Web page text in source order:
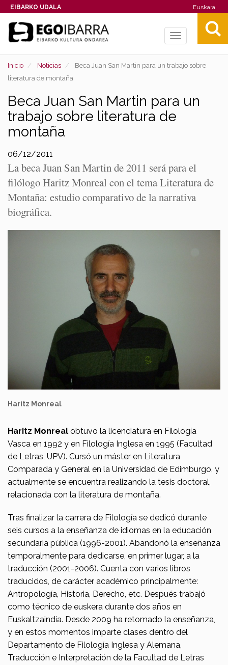
EIBARKO UDALA Euskara
Toggle
Inicio Noticias
Beca Juan San Martin para un trabajo sobre
literatura de montaña
Beca Juan San Martin para un
trabajo sobre literatura de
montaña
06/12/2011
La beca Juan San Martin de 2011 será para el
filólogo Haritz Monreal con el tema Literatura de
Montaña: estudio comparativo de la narrativa
biográfica.
Haritz Monreal
Haritz Monreal obtuvo la licenciatura en Filología
Vasca en 1992 y en Filología Inglesa en 1995 (Facultad
de Letras, UPV). Cursó un máster en Literatura
Comparada y General en la Universidad de Edimburgo, y
actualmente se encuentra realizando la tesis doctoral,
relacionada con la literatura de montaña.
Tras finalizar la carrera de Filología se dedicó durante
seis cursos a la enseñanza de idiomas en la educación
secundaria pública (1996-2001). Abandonó la enseñanza
temporalmente para dedicarse, en primer lugar, a la
traducción (2001-2006). Cuenta con varios libros
traducidos, de carácter académico principalmente:
Antropología, Historia, Derecho, etc. Después trabajó
como técnico de euskera durante dos años en
Euskaltzaindia. Desde 2009 ha retomado la enseñanza,
y en estos momentos imparte clases dentro del
Departamento de Filología Inglesa y Alemana,
Traducción e Interpretación de la Facultad de Letras